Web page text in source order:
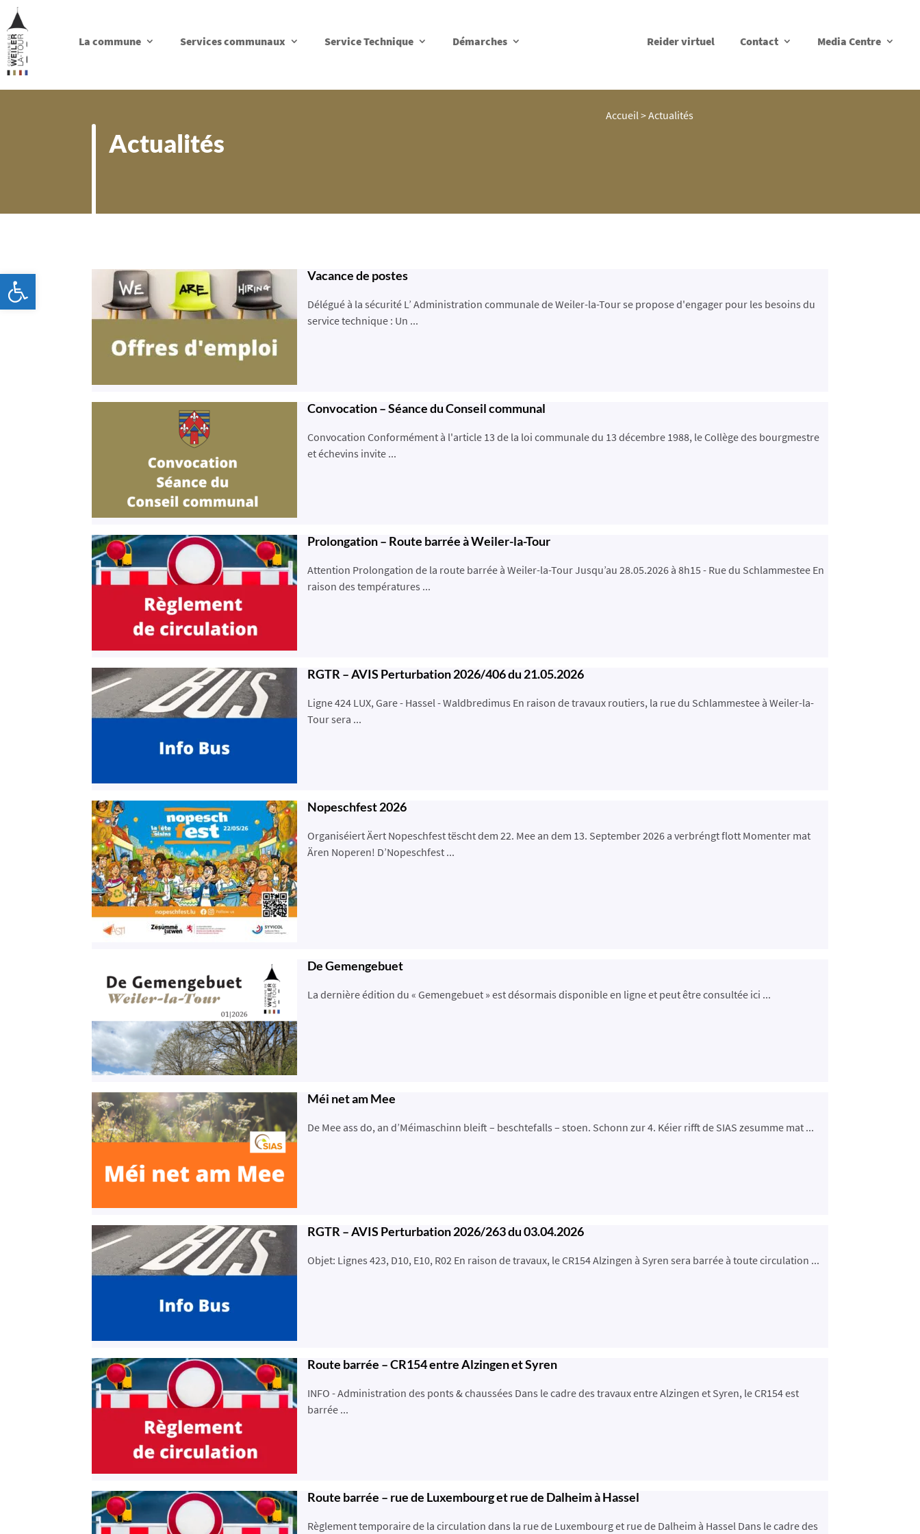
La commune Services communaux Service Technique Démarches Reider virtuel Contact Media Centre
Actualités
Accueil>Actualités
Vacance de postes
Délégué à la sécurité L’ Administration communale de Weiler-la-Tour se propose d'engager pour les besoins du
service technique : Un ...
Convocation – Séance du Conseil communal
Convocation Conformément à l'article 13 de la loi communale du 13 décembre 1988, le Collège des bourgmestre
et échevins invite ...
Prolongation – Route barrée à Weiler-la-Tour
Attention Prolongation de la route barrée à Weiler-la-Tour Jusqu’au 28.05.2026 à 8h15 - Rue du Schlammestee En
raison des températures ...
RGTR – AVIS Perturbation 2026/406 du 21.05.2026
Ligne 424 LUX, Gare - Hassel - Waldbredimus En raison de travaux routiers, la rue du Schlammestee à Weiler-la-
Tour sera ...
Nopeschfest 2026
Organiséiert Äert Nopeschfest tëscht dem 22. Mee an dem 13. September 2026 a verbréngt flott Momenter mat
Ären Noperen! D’Nopeschfest ...
De Gemengebuet
La dernière édition du « Gemengebuet » est désormais disponible en ligne et peut être consultée ici ...
Méi net am Mee
De Mee ass do, an d’Méimaschinn bleift – beschtefalls – stoen. Schonn zur 4. Kéier rifft de SIAS zesumme mat ...
RGTR – AVIS Perturbation 2026/263 du 03.04.2026
Objet: Lignes 423, D10, E10, R02 En raison de travaux, le CR154 Alzingen à Syren sera barrée à toute circulation ...
Route barrée – CR154 entre Alzingen et Syren
INFO - Administration des ponts & chaussées Dans le cadre des travaux entre Alzingen et Syren, le CR154 est
barrée ...
Route barrée – rue de Luxembourg et rue de Dalheim à Hassel
Règlement temporaire de la circulation dans la rue de Luxembourg et rue de Dalheim à Hassel Dans le cadre des
Ouvrir la barre d’outils